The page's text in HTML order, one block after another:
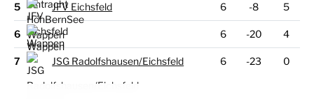
5 JFV Eichsfeld 6 -8 5
6 6 -20 4
7 JSG Radolfshausen/Eichsfeld 6 -23 0